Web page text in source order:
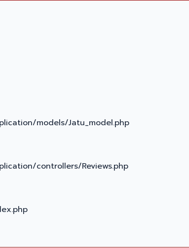
models/Jatu_model.php
controllers/Reviews.php